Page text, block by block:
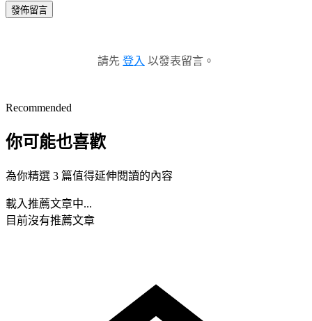
發佈留言
請先 登入 以發表留言。
Recommended
你可能也喜歡
為你精選 3 篇值得延伸閱讀的內容
載入推薦文章中...
目前沒有推薦文章